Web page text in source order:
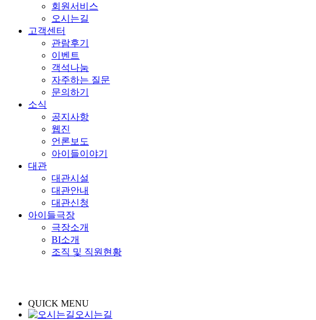
회원서비스
오시는길
고객센터
관람후기
이벤트
객석나눔
자주하는 질문
문의하기
소식
공지사항
웹진
언론보도
아이들이야기
대관
대관시설
대관안내
대관신청
아이들극장
극장소개
BI소개
조직 및 직원현황
QUICK MENU
오시는길